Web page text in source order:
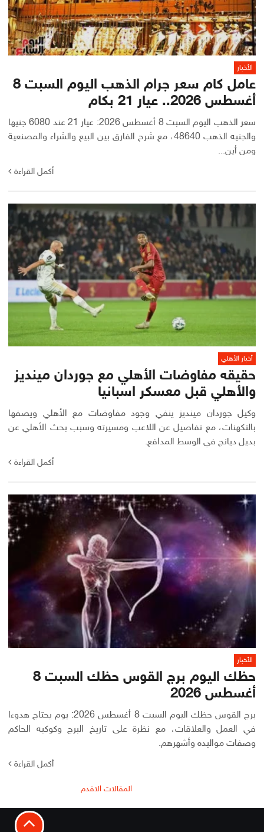
الأخبار
عامل كام سعر جرام الذهب اليوم السبت 8
أغسطس 2026.. عيار 21 بكام
سعر الذهب اليوم السبت 8 أغسطس 2026: عيار 21 عند 6080 جنيها
والجنيه الذهب 48640، مع شرح الفارق بين البيع والشراء والمصنعية
ومن أين...
أكمل القراءة
أخبار الأهلي
حقيقه مفاوضات الأهلي مع جوردان مينديز
والأهلي قبل معسكر اسبانيا
وكيل جوردان مينديز ينفي وجود مفاوضات مع الأهلي ويصفها
بالتكهنات، مع تفاصيل عن اللاعب ومسيرته وسبب بحث الأهلي عن
بديل ديانج في الوسط المدافع.
أكمل القراءة
الأخبار
حظك اليوم برج القوس حظك السبت 8
أغسطس 2026
برج القوس حظك اليوم السبت 8 أغسطس 2026: يوم يحتاج هدوءا
في العمل والعلاقات، مع نظرة على تاريخ البرج وكوكبه الحاكم
وصفات مواليده وأشهرهم.
أكمل القراءة
المقالات
المقالات الاقدم